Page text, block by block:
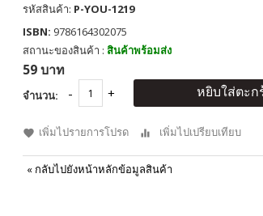
รหัสสินค้า: P-YOU-1219
ISBN: 9786164302075
สถานะของสินค้า : สินค้าพร้อมส่ง
59 บาท
จำนวน: หยิบใส่ตะก
เพิ่มไปรายการโปรด เพิ่มไปเปรียบเทียบ
« กลับไปยังหน้าหลักข้อมูลสินค้า